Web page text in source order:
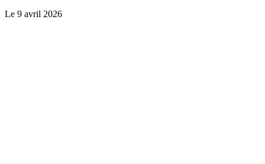
Le 9 avril 2026